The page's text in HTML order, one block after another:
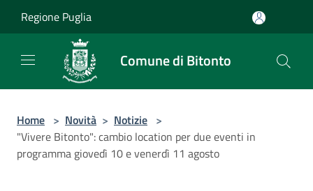
Regione Puglia
Comune di Bitonto
Home > Novità > Notizie >
"Vivere Bitonto": cambio location per due eventi in
programma giovedì 10 e venerdì 11 agosto